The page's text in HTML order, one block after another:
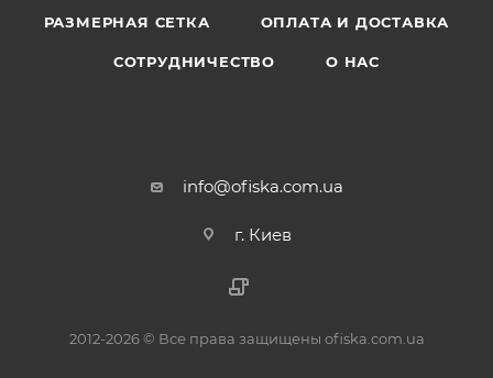
РАЗМЕРНАЯ СЕТКА ОПЛАТА И ДОСТАВКА
СОТРУДНИЧЕСТВО О НАС
info@ofiska.com.ua
г. Киев
2012-2026 © Все права защищены ofiska.com.ua